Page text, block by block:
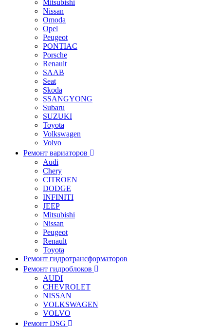
Mitsubishi
Nissan
Omoda
Opel
Peugeot
PONTIAC
Porsche
Renault
SAAB
Seat
Skoda
SSANGYONG
Subaru
SUZUKI
Toyota
Volkswagen
Volvo
Ремонт вариаторов
Audi
Chery
CITROEN
DODGE
INFINITI
JEEP
Mitsubishi
Nissan
Peugeot
Renault
Toyota
Ремонт гидротрансформаторов
Ремонт гидроблоков
AUDI
CHEVROLET
NISSAN
VOLKSWAGEN
VOLVO
Ремонт DSG